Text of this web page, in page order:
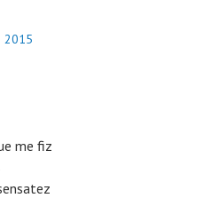
2015
me fiz